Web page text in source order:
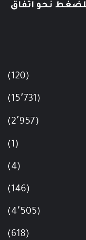
نحو اتفاق
(120)
(15٬731)
(2٬957)
(1)
(4)
(146)
(4٬505)
(618)